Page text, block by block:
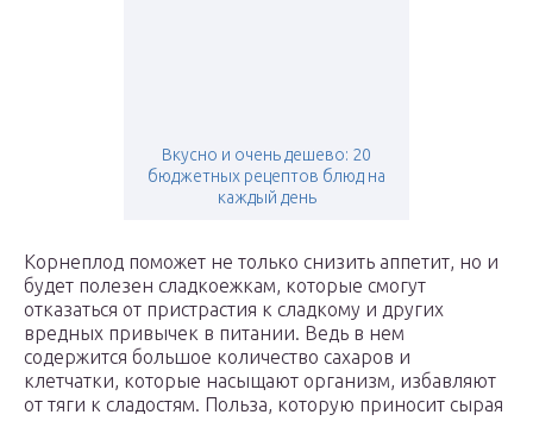
Вкусно и очень дешево: 20
бюджетных рецептов блюд на
каждый день
Корнеплод поможет не только снизить аппетит, но и
будет полезен сладкоежкам, которые смогут
отказаться от пристрастия к сладкому и других
вредных привычек в питании. Ведь в нем
содержится большое количество сахаров и
клетчатки, которые насыщают организм, избавляют
от тяги к сладостям. Польза, которую приносит сырая